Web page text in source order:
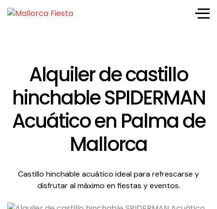
Alquiler de castillo
hinchable SPIDERMAN
Acuático en Palma de
Mallorca
Castillo hinchable acuático ideal para refrescarse y
disfrutar al máximo en fiestas y eventos.